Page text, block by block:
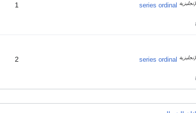
series ordinal
1
series ordinal
2